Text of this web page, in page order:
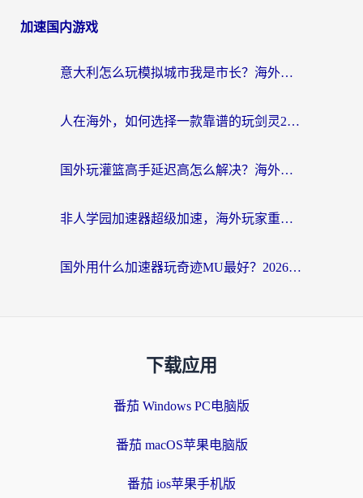
加速国内游戏
意大利怎么玩模拟城市我是市长？海外党国服游戏加速终极攻略（附三国3量子特攻解决办法）
人在海外，如何选择一款靠谱的玩剑灵2加速器？
国外玩灌篮高手延迟高怎么解决？海外玩家国服游戏加速终极指南
非人学园加速器超级加速，海外玩家重返国服的通行证
国外用什么加速器玩奇迹MU最好？2026海外玩家国服游戏加速全攻略
下载应用
番茄 Windows PC电脑版
番茄 macOS苹果电脑版
番茄 ios苹果手机版